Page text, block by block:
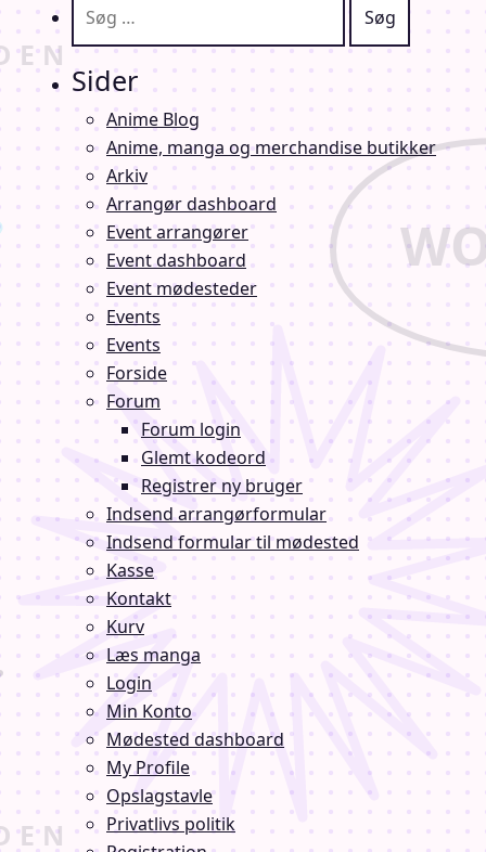
Sider
Anime Blog
Anime, manga og merchandise butikker
Arkiv
Arrangør dashboard
Event arrangører
Event dashboard
Event mødesteder
Events
Events
Forside
Forum
Forum login
Glemt kodeord
Registrer ny bruger
Indsend arrangørformular
Indsend formular til mødested
Kasse
Kontakt
Kurv
Læs manga
Login
Min Konto
Mødested dashboard
My Profile
Opslagstavle
Privatlivs politik